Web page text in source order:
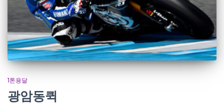
1톤용달
광암동퀵